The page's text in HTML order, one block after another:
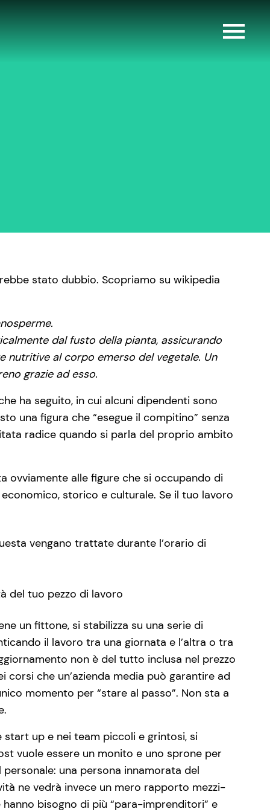
stato dubbio. Scopriamo su wikipedia
dal fusto della pianta, assicurando
al corpo emerso del vegetale. Un
grazie ad esso.
ha seguito, in cui alcuni dipendenti sono
una figura che “esegue il compitino” senza
radice quando si parla del proprio ambito
alle figure che si occupando di
storico e culturale. Se il tuo lavoro
vengano trattate durante l’orario di
del tuo pezzo di lavoro
un fittone, si stabilizza su una serie di
il lavoro tra una giornata e l’altra o tra
non è del tutto inclusa nel prezzo
che un’azienda media può garantire ad
momento per “stare al passo”. Non sta a
up e nei team piccoli e grintosi, si
vuole essere un monito e uno sprone per
una persona innamorata del
ne vedrà invece un mero rapporto mezzi-
bisogno di più “para-imprenditori” e